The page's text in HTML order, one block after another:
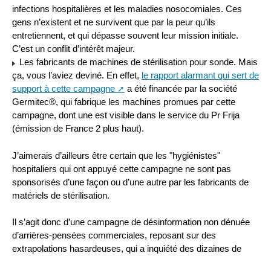
infections hospitalières et les maladies nosocomiales. Ces
gens n’existent et ne survivent que par la peur qu’ils
entretiennent, et qui dépasse souvent leur mission initiale.
C’est un conflit d’intérêt majeur.
Les fabricants de machines de stérilisation pour sonde. Mais
ça, vous l’aviez deviné. En effet, le rapport alarmant qui sert de
support à cette campagne
a été financée par la société
Germitec®, qui fabrique les machines promues par cette
campagne, dont une est visible dans le service du Pr Frija
(émission de France 2 plus haut).
J’aimerais d’ailleurs être certain que les "hygiénistes"
hospitaliers qui ont appuyé cette campagne ne sont pas
sponsorisés d’une façon ou d’une autre par les fabricants de
matériels de stérilisation.
Il s’agit donc d’une campagne de désinformation non dénuée
d’arrières-pensées commerciales, reposant sur des
extrapolations hasardeuses, qui a inquiété des dizaines de